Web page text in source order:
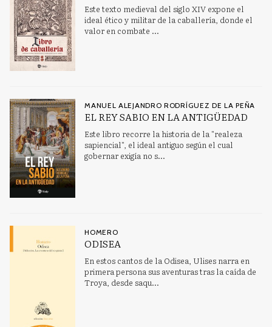
Este texto medieval del siglo XIV expone el
ideal ético y militar de la caballería, donde el
valor en combate ...
MANUEL ALEJANDRO RODRÍGUEZ DE LA PEÑA
EL REY SABIO EN LA ANTIGÜEDAD
Este libro recorre la historia de la "realeza
sapiencial", el ideal antiguo según el cual
gobernar exigía no s...
HOMERO
ODISEA
En estos cantos de la Odisea, Ulises narra en
primera persona sus aventuras tras la caída de
Troya, desde saqu...